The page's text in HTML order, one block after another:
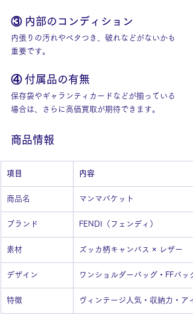
③ 内部のコンディション
内張りの汚れやベタつき、破れなどがないかも
重要です。
④ 付属品の有無
保存袋やギャランティカードなどが揃っている
場合は、さらに高価買取が期待できます。
商品情報
項目 内容
商品名 マンマバケット
ブランド FENDI（フェンディ）
素材 ズッカ柄キャンバス × レザー
デザイン ワンショルダーバッグ・FFバッ
特徴 ヴィンテージ人気・収納力・ア